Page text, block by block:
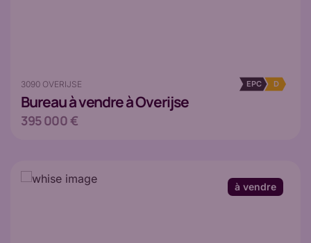
3090 OVERIJSE
Bureauà vendre à Overijse
EPC D
395 000 €
à vendre